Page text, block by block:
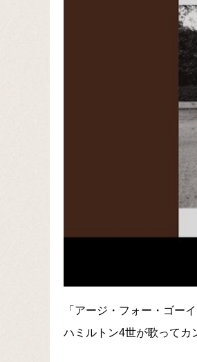
「アージ・フォー・ゴー
ハミルトン4世が歌ってカ